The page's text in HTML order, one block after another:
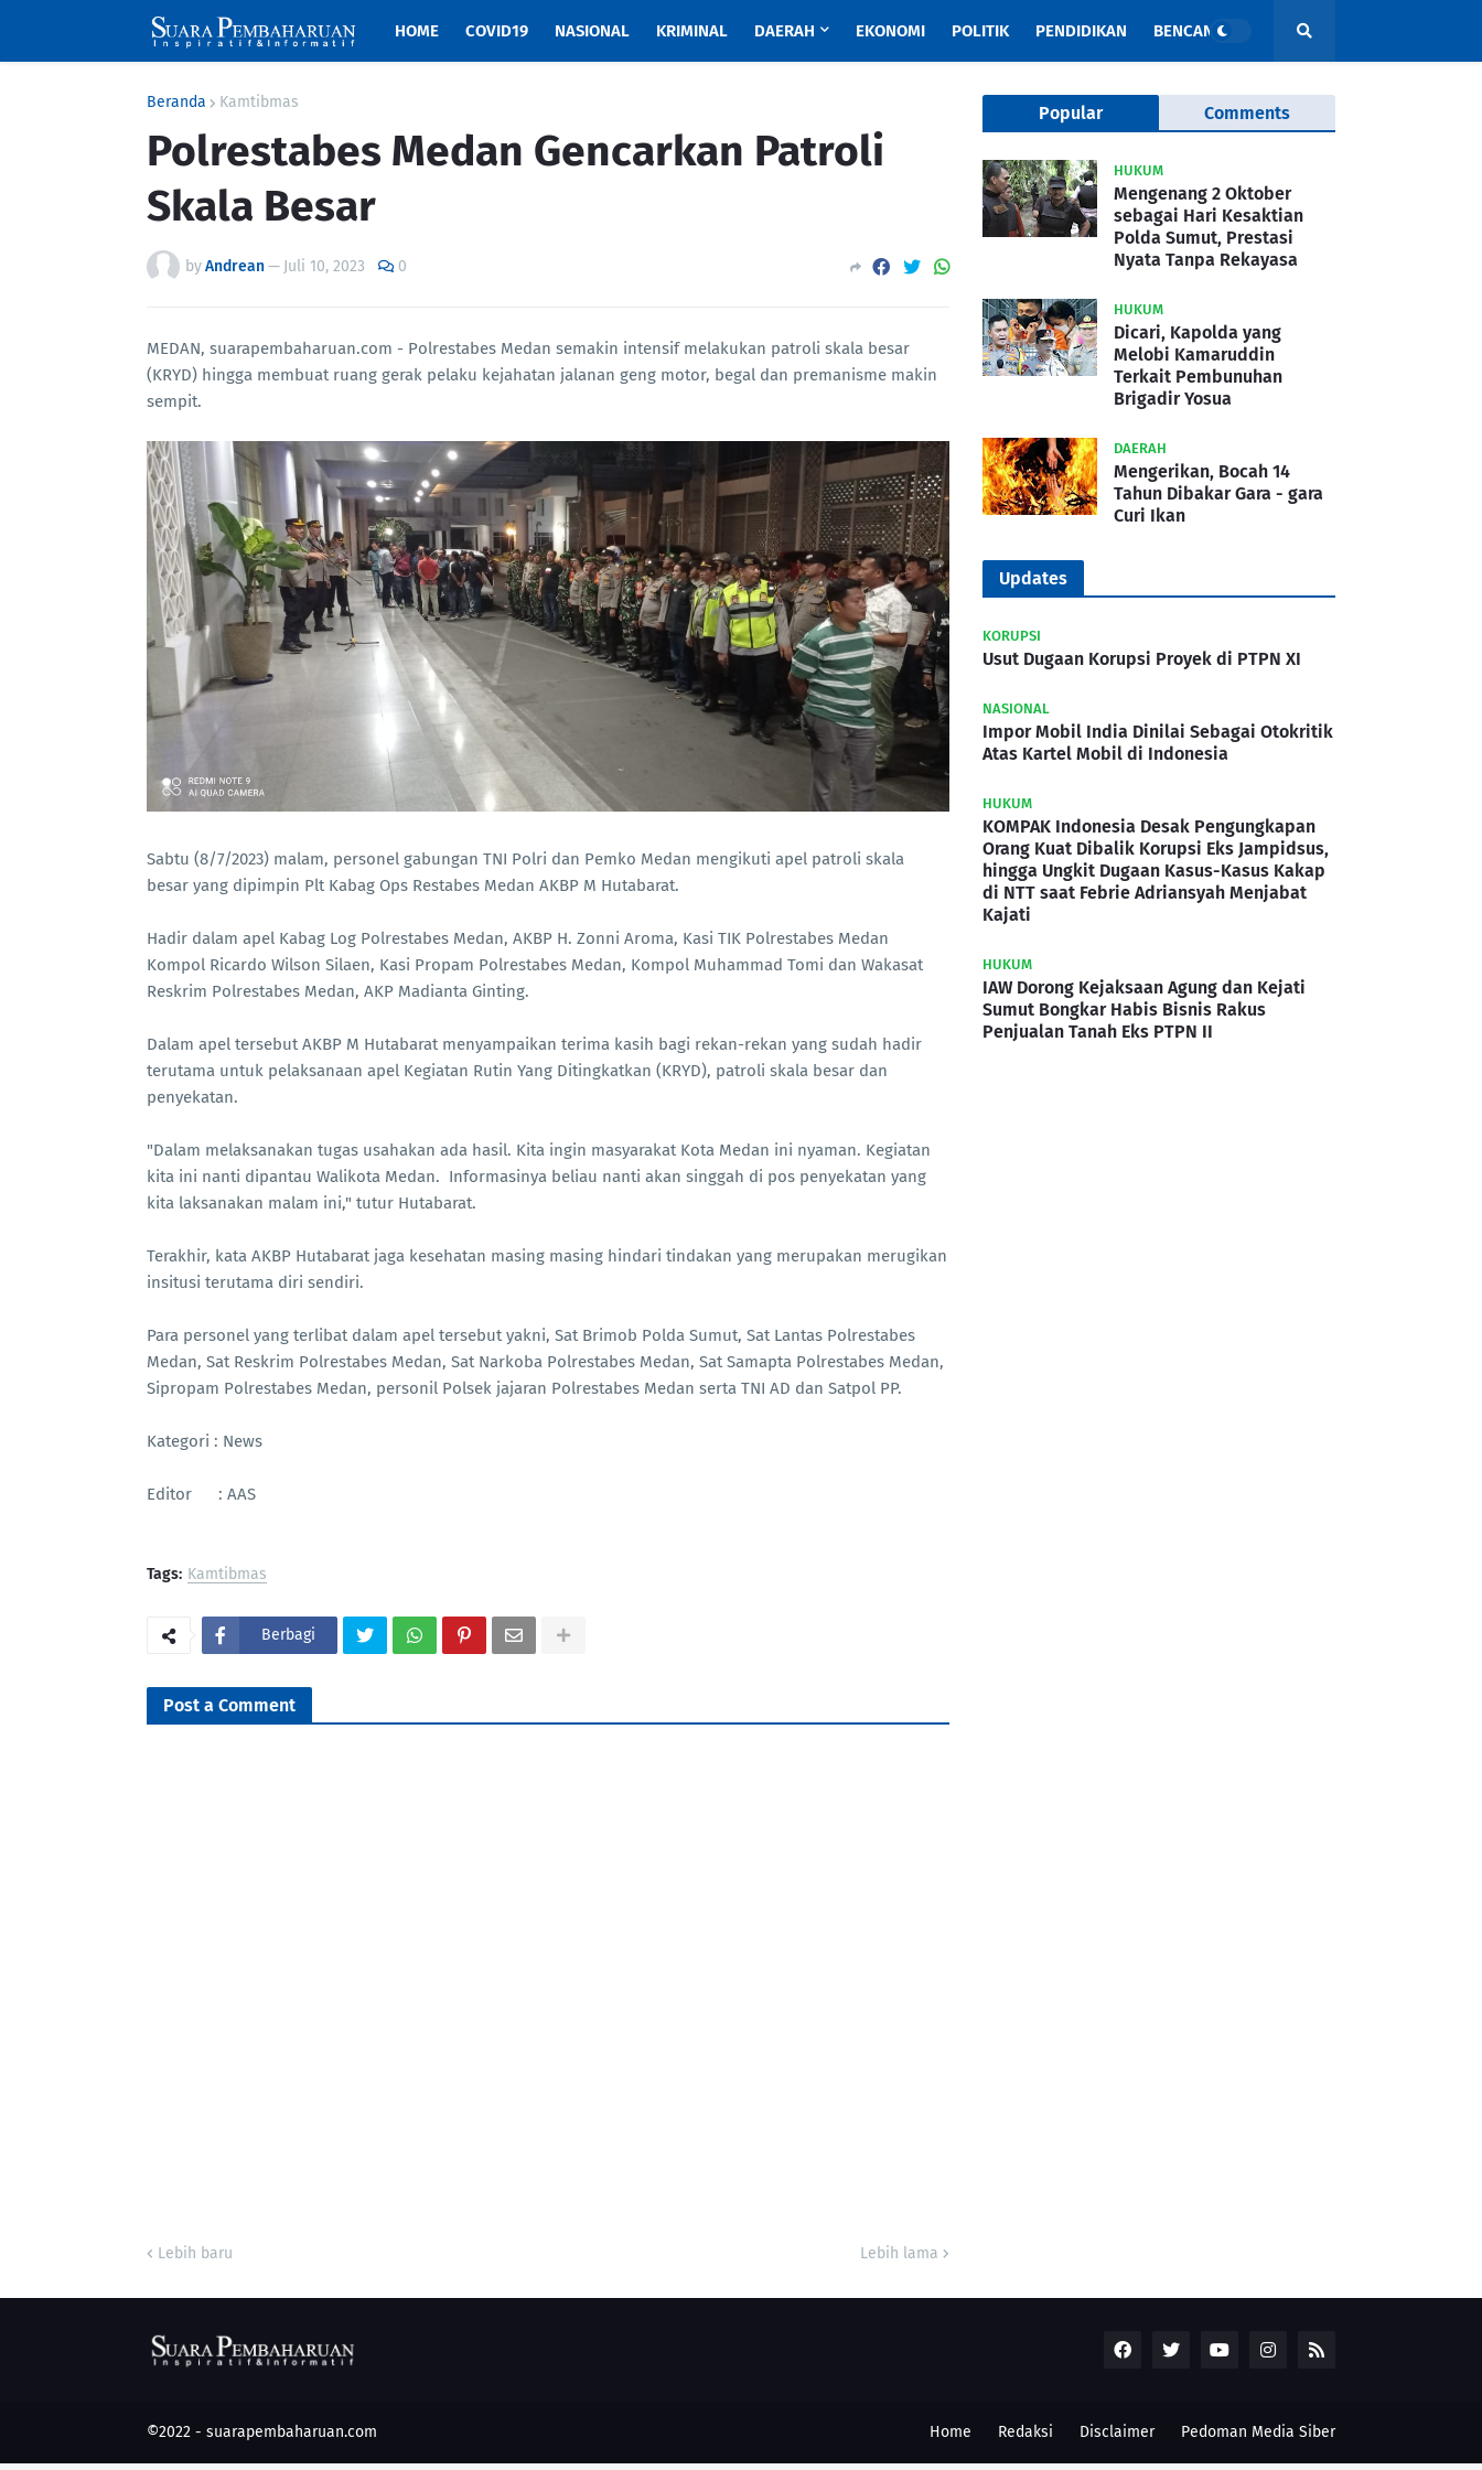
HOME COVID19 NASIONAL KRIMINAL DAERAH EKONOMI POLITIK PENDIDIKAN BENCANA
Beranda Kamtibmas
Polrestabes Medan Gencarkan Patroli
Skala Besar
byAndrean— Juli 10, 2023 0
MEDAN, suarapembaharuan.com - Polrestabes Medan semakin intensif melakukan patroli skala besar
(KRYD) hingga membuat ruang gerak pelaku kejahatan jalanan geng motor, begal dan premanisme makin
sempit.
Sabtu (8/7/2023) malam, personel gabungan TNI Polri dan Pemko Medan mengikuti apel patroli skala
besar yang dipimpin Plt Kabag Ops Restabes Medan AKBP M Hutabarat.
Hadir dalam apel Kabag Log Polrestabes Medan, AKBP H. Zonni Aroma, Kasi TIK Polrestabes Medan
Kompol Ricardo Wilson Silaen, Kasi Propam Polrestabes Medan, Kompol Muhammad Tomi dan Wakasat
Reskrim Polrestabes Medan, AKP Madianta Ginting.
Dalam apel tersebut AKBP M Hutabarat menyampaikan terima kasih bagi rekan-rekan yang sudah hadir
terutama untuk pelaksanaan apel Kegiatan Rutin Yang Ditingkatkan (KRYD), patroli skala besar dan
penyekatan.
"Dalam melaksanakan tugas usahakan ada hasil. Kita ingin masyarakat Kota Medan ini nyaman. Kegiatan
kita ini nanti dipantau Walikota Medan. Informasinya beliau nanti akan singgah di pos penyekatan yang
kita laksanakan malam ini," tutur Hutabarat.
Terakhir, kata AKBP Hutabarat jaga kesehatan masing masing hindari tindakan yang merupakan merugikan
insitusi terutama diri sendiri.
Para personel yang terlibat dalam apel tersebut yakni, Sat Brimob Polda Sumut, Sat Lantas Polrestabes
Medan, Sat Reskrim Polrestabes Medan, Sat Narkoba Polrestabes Medan, Sat Samapta Polrestabes Medan,
Sipropam Polrestabes Medan, personil Polsek jajaran Polrestabes Medan serta TNI AD dan Satpol PP.
Kategori : News
Editor : AAS
Tags: Kamtibmas
Berbagi
Post a Comment
Lebih baru Lebih lama
Popular Comments
HUKUM
Mengenang 2 Oktober
sebagai Hari Kesaktian
Polda Sumut, Prestasi
Nyata Tanpa Rekayasa
HUKUM
Dicari, Kapolda yang
Melobi Kamaruddin
Terkait Pembunuhan
Brigadir Yosua
DAERAH
Mengerikan, Bocah 14
Tahun Dibakar Gara - gara
Curi Ikan
Updates
KORUPSI
Usut Dugaan Korupsi Proyek di PTPN XI
NASIONAL
Impor Mobil India Dinilai Sebagai Otokritik
Atas Kartel Mobil di Indonesia
HUKUM
KOMPAK Indonesia Desak Pengungkapan
Orang Kuat Dibalik Korupsi Eks Jampidsus,
hingga Ungkit Dugaan Kasus-Kasus Kakap
di NTT saat Febrie Adriansyah Menjabat
Kajati
HUKUM
IAW Dorong Kejaksaan Agung dan Kejati
Sumut Bongkar Habis Bisnis Rakus
Penjualan Tanah Eks PTPN II
©2022 - suarapembaharuan.com Home Redaksi Disclaimer Pedoman Media Siber